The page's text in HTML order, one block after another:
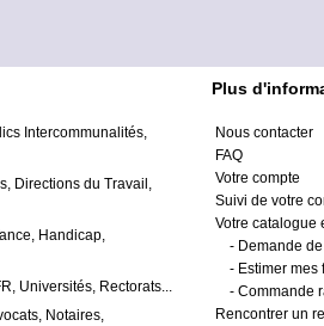
Intercommunalités,
Directions du Travail,
Handicap,
Universités, Rectorats...
Notaires,
Plus
Nous contacter
FAQ
Votre compte
Suivi de votre
Votre
- Demande
- Estimer mes
- Commande
Rencontrer un